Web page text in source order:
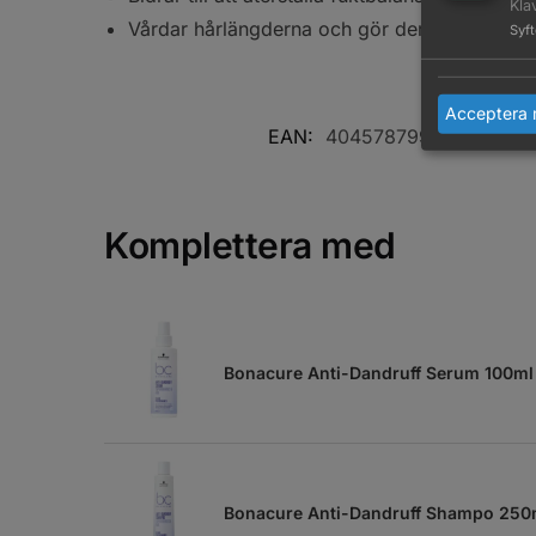
Vårdar hårlängderna och gör dem mjuka
EAN: 4045787998412
Komplettera med
Bonacure Anti-Dandruff Serum 100ml
Bonacure Anti-Dandruff Shampo
Acceptera